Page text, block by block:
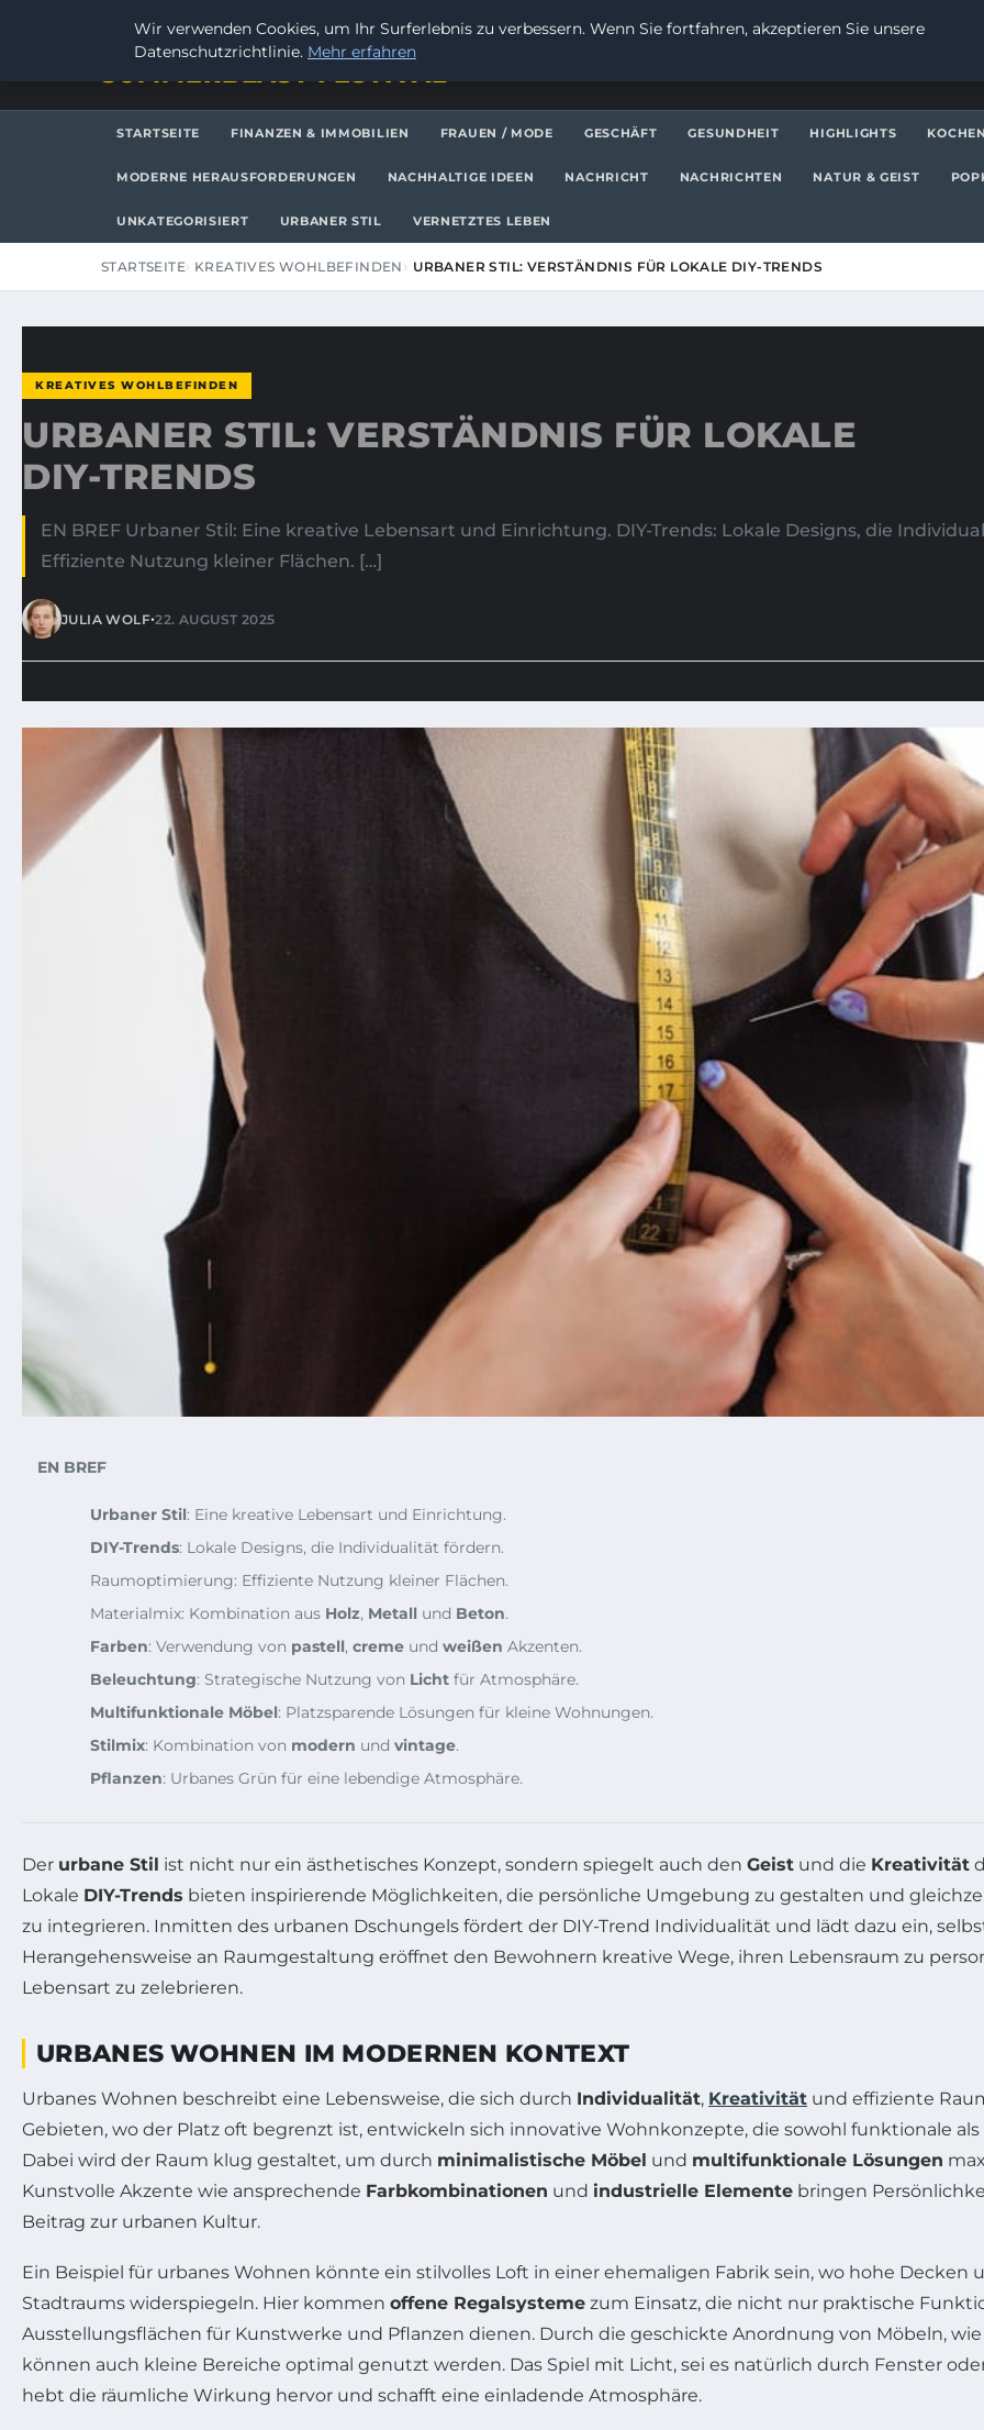
DONNERSTAG, 6. AUGUST 2026
SUMMERBLAST FESTIVAL
STARTSEITE FINANZEN & IMMOBILIEN FRAUEN / MODE GESCHÄFT GESUNDHEIT HIGHLIGHTS
MODERNE HERAUSFORDERUNGEN NACHHALTIGE IDEEN NACHRICHT NACHRICHTEN NATUR & GEIST
UNKATEGORISIERT URBANER STIL VERNETZTES LEBEN
STARTSEITE KREATIVES WOHLBEFINDEN URBANER STIL: VERSTÄNDNIS FÜR LOKALE DIY-TRENDS
KREATIVES WOHLBEFINDEN
URBANER STIL: VERSTÄNDNIS FÜR LOKALE
DIY-TRENDS
EN BREF Urbaner Stil: Eine kreative Lebensart und Einrichtung. DIY-Trends: Lokale Designs, die
Effiziente Nutzung kleiner Flächen. […]
JULIA WOLF•22. AUGUST 2025
EN BREF
Urbaner Stil: Eine kreative Lebensart und Einrichtung.
DIY-Trends: Lokale Designs, die Individualität fördern.
Raumoptimierung: Effiziente Nutzung kleiner Flächen.
Materialmix: Kombination aus Holz, Metall und Beton.
Farben: Verwendung von pastell, creme und weißen Akzenten.
Beleuchtung: Strategische Nutzung von Licht für Atmosphäre.
Multifunktionale Möbel: Platzsparende Lösungen für kleine Wohnungen.
Stilmix: Kombination von modern und vintage.
Pflanzen: Urbanes Grün für eine lebendige Atmosphäre.
Der urbane Stil ist nicht nur ein ästhetisches Konzept, sondern spiegelt auch den Geist und die Kreativität
Lokale DIY-Trends bieten inspirierende Möglichkeiten, die persönliche Umgebung zu gestalten und
zu integrieren. Inmitten des urbanen Dschungels fördert der DIY-Trend Individualität und lädt dazu ein,
Herangehensweise an Raumgestaltung eröffnet den Bewohnern kreative Wege, ihren Lebensraum zu
Lebensart zu zelebrieren.
URBANES WOHNEN IM MODERNEN KONTEXT
Urbanes Wohnen beschreibt eine Lebensweise, die sich durch Individualität, Kreativität und effiziente
Gebieten, wo der Platz oft begrenzt ist, entwickeln sich innovative Wohnkonzepte, die sowohl funktionale
Dabei wird der Raum klug gestaltet, um durch minimalistische Möbel und multifunktionale Lösungen
Kunstvolle Akzente wie ansprechende Farbkombinationen und industrielle Elemente bringen
Beitrag zur urbanen Kultur.
Ein Beispiel für urbanes Wohnen könnte ein stilvolles Loft in einer ehemaligen Fabrik sein, wo hohe Decken
Stadtraums widerspiegeln. Hier kommen offene Regalsysteme zum Einsatz, die nicht nur praktische
Ausstellungsflächen für Kunstwerke und Pflanzen dienen. Durch die geschickte Anordnung von Möbeln,
können auch kleine Bereiche optimal genutzt werden. Das Spiel mit Licht, sei es natürlich durch Fenster
hebt die räumliche Wirkung hervor und schafft eine einladende Atmosphäre.
Wir verwenden Cookies, um Ihr Surferlebnis zu verbessern. Wenn Sie fortfahren, akzeptieren Sie unsere
Datenschutzrichtlinie. Mehr erfahren